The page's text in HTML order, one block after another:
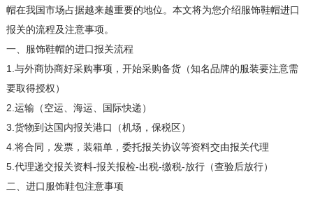
帽在我国市场占据越来越重要的地位。本文将为您介绍服饰鞋帽进口
报关的流程及注意事项。
一、服饰鞋帽的进口报关流程
1.与外商协商好采购事项，开始采购备货（知名品牌的服装要注意需
要取得授权）
2.运输（空运、海运、国际快递）
3.货物到达国内报关港口（机场，保税区）
4.将合同，发票，装箱单，委托报关协议等资料交由报关代理
5.代理递交报关资料-报关报检-出税-缴税-放行（查验后放行）
二、进口服饰鞋包注意事项